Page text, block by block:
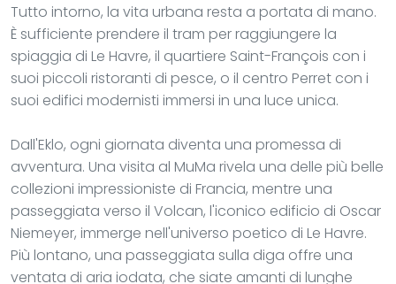
Tutto intorno, la vita urbana resta a portata di mano.
È sufficiente prendere il tram per raggiungere la
spiaggia di Le Havre, il quartiere Saint-François con i
suoi piccoli ristoranti di pesce, o il centro Perret con i
suoi edifici modernisti immersi in una luce unica.
Dall'Eklo, ogni giornata diventa una promessa di
avventura. Una visita al MuMa rivela una delle più belle
collezioni impressioniste di Francia, mentre una
passeggiata verso il Volcan, l'iconico edificio di Oscar
Niemeyer, immerge nell'universo poetico di Le Havre.
Più lontano, una passeggiata sulla diga offre una
ventata di aria iodata, che siate amanti di lunghe